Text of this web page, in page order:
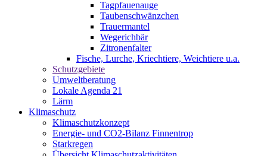
Tagpfauenauge
Taubenschwänzchen
Trauermantel
Wegerichbär
Zitronenfalter
Fische, Lurche, Kriechtiere, Weichtiere u.a.
Schutzgebiete
Umweltberatung
Lokale Agenda 21
Lärm
Klimaschutz
Klimaschutzkonzept
Energie- und CO2-Bilanz Finnentrop
Starkregen